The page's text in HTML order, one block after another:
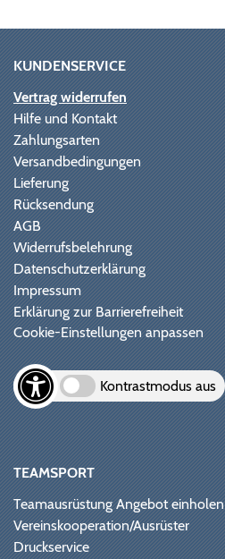
KUNDENSERVICE
Vertrag widerrufen
Hilfe und Kontakt
Zahlungsarten
Versandbedingungen
Lieferung
Rücksendung
AGB
Widerrufsbelehrung
Datenschutzerklärung
Impressum
Erklärung zur Barrierefreiheit
Cookie-Einstellungen anpassen
Kontrastmodus aus
TEAMSPORT
Teamausrüstung Angebot einholen
Vereinskooperation/Ausrüster
Druckservice